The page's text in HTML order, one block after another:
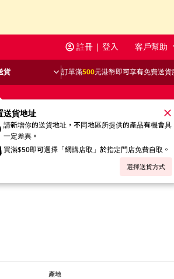
註冊 | 登入 客戶幫助
貨 訂單滿500元港幣即可享有免費送貨
送貨地址
請新增你的送貨地址，不同地區所提供的產品有機會具
一定差異。
買滿$50即可選擇「網購店取」於指定門店免費自取。
選擇送貨方式
產地